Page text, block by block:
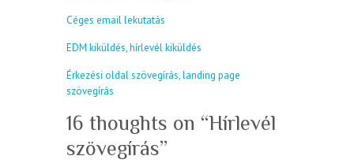
Céges email lekutatás
EDM kiküldés, hírlevél kiküldés
Érkezési oldal szövegírás, landing page
szövegírás
16 thoughts on “Hírlevél
szövegírás”